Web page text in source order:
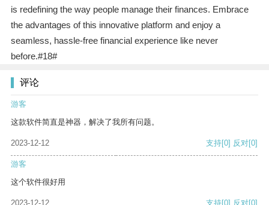
is redefining the way people manage their finances. Embrace
the advantages of this innovative platform and enjoy a
seamless, hassle-free financial experience like never
before.#18#
评论
游客
这款软件简直是神器，解决了我所有问题。
2023-12-12 支持[0] 反对[0]
游客
这个软件很好用
2023-12-12 支持[0] 反对[0]